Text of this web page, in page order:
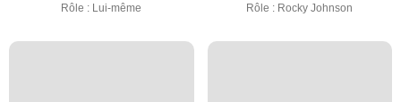
Rôle : Lui-même Rôle : Rocky Johnson